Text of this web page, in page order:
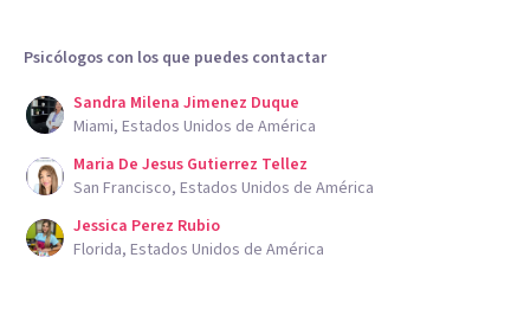
Psicólogos con los que puedes contactar
Sandra Milena Jimenez Duque
Miami, Estados Unidos de América
Maria De Jesus Gutierrez Tellez
San Francisco, Estados Unidos de América
Jessica Perez Rubio
Florida, Estados Unidos de América